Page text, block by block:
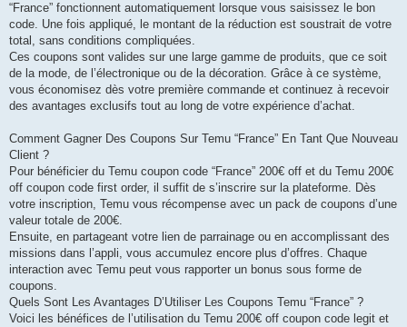
“France” fonctionnent automatiquement lorsque vous saisissez le bon
code. Une fois appliqué, le montant de la réduction est soustrait de votre
total, sans conditions compliquées.
Ces coupons sont valides sur une large gamme de produits, que ce soit
de la mode, de l’électronique ou de la décoration. Grâce à ce système,
vous économisez dès votre première commande et continuez à recevoir
des avantages exclusifs tout au long de votre expérience d’achat.
Comment Gagner Des Coupons Sur Temu “France” En Tant Que Nouveau
Client ?
Pour bénéficier du Temu coupon code “France” 200€ off et du Temu 200€
off coupon code first order, il suffit de s’inscrire sur la plateforme. Dès
votre inscription, Temu vous récompense avec un pack de coupons d’une
valeur totale de 200€.
Ensuite, en partageant votre lien de parrainage ou en accomplissant des
missions dans l’appli, vous accumulez encore plus d’offres. Chaque
interaction avec Temu peut vous rapporter un bonus sous forme de
coupons.
Quels Sont Les Avantages D’Utiliser Les Coupons Temu “France” ?
Voici les bénéfices de l’utilisation du Temu 200€ off coupon code legit et